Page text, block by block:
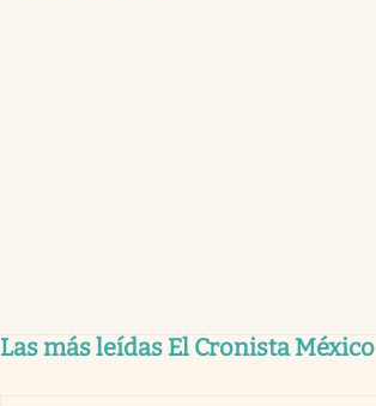
Las más leídas El Cronista México